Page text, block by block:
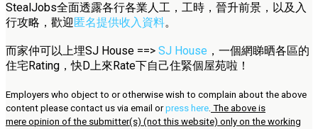
StealJobs全面透露各行各業人工，工時，晉升前景，以及入
行攻略，歡迎匿名提供收入資料。
而家仲可以上埋SJ House ==> SJ House ，一個網睇晒各區的
住宅Rating，快D上來Rate下自己住緊個屋苑啦！
Employers who object to or otherwise wish to complain about the above
content please contact us via email orpress here. The above is
mere opinion of the submitter(s) (not this website) only on the working